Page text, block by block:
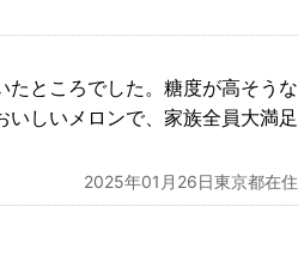
ところでした。糖度が高そうな
しいメロンで、家族全員大満足
2025年01月26日東京都在住